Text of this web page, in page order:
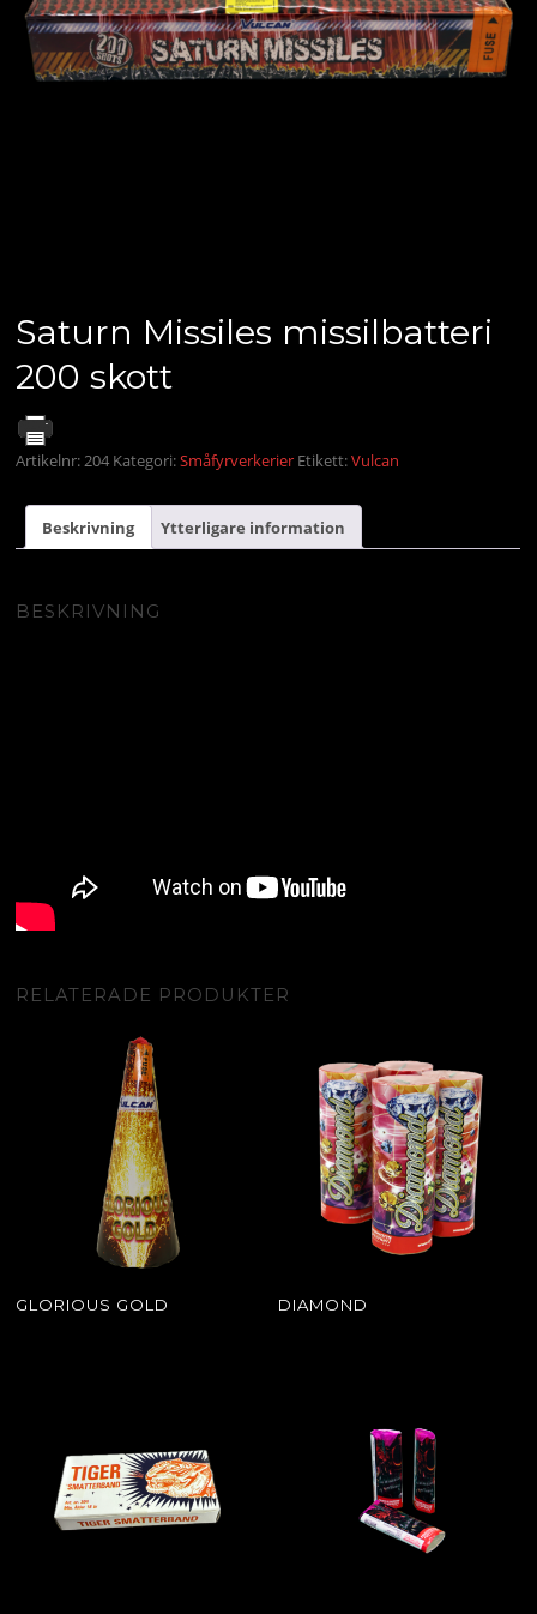
Saturn Missiles missilbatteri
200 skott
Artikelnr:204 Kategori:Småfyrverkerier Etikett:Vulcan
Beskrivning Ytterligare information
BESKRIVNING
RELATERADE PRODUKTER
GLORIOUS GOLD DIAMOND